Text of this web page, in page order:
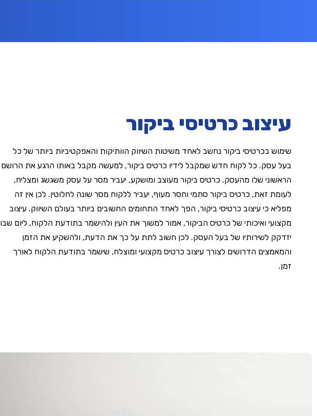
עיצוב כרטיסי ביקור
שימוש בכרטיסי ביקור נחשב לאחד משיטות השיווק הוותיקות והאפקטיביות ביותר של כל
בעל עסק. כל לקוח חדש שמקבל לידיו כרטיס ביקור, למעשה מקבל באותו הרגע את הרושם
הראשוני שלו מהעסק. כרטיס ביקור מעוצב ומושקע, יעביר מסר על עסק משגשג ומצליח,
לעומת זאת, כרטיס ביקור סתמי וחסר מעוף, יעביר ללקוח מסר שונה לחלוטין. לכן אין זה
מפליא כי עיצוב כרטיסי ביקור, הפך לאחד התחומים החשובים ביותר בעולם השיווק. עיצוב
מקצועי ואיכותי של כרטיס הביקור, אמור למשוך את העין ולהישמר בתודעת הלקוח, ליום שבו
יזדקק לשירותיו של בעל העסק. לכן חשוב לתת על כך את הדעת, ולהשקיע את הזמן
והמאמצים הדרושים לצורך עיצוב כרטיס מקצועי ומוצלח, שישמר בתודעת הלקוח לאורך
זמן.